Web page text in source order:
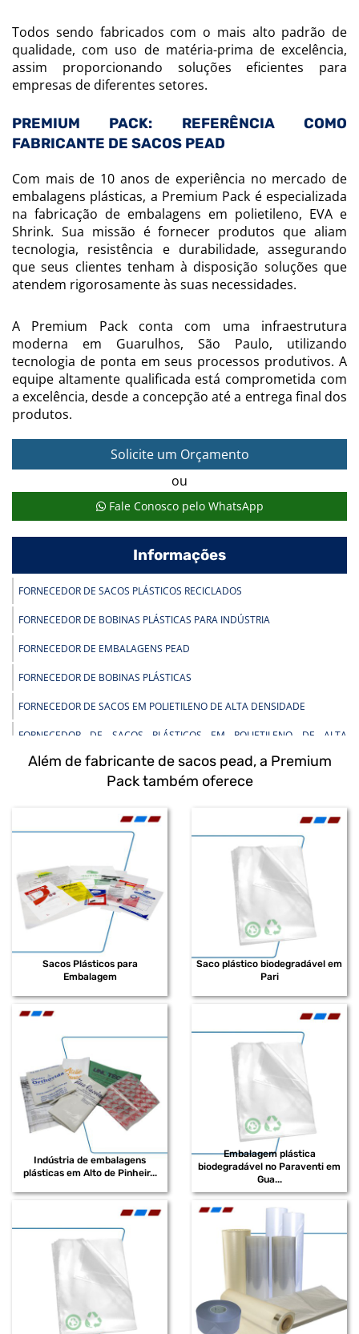
Todos sendo fabricados com o mais alto padrão de
qualidade, com uso de matéria-prima de excelência,
assim proporcionando soluções eficientes para
empresas de diferentes setores.
PREMIUM PACK: REFERÊNCIA COMO
FABRICANTE DE SACOS PEAD
Com mais de 10 anos de experiência no mercado de
embalagens plásticas, a Premium Pack é especializada
na fabricação de embalagens em polietileno, EVA e
Shrink. Sua missão é fornecer produtos que aliam
tecnologia, resistência e durabilidade, assegurando
que seus clientes tenham à disposição soluções que
atendem rigorosamente às suas necessidades.
A Premium Pack conta com uma infraestrutura
moderna em Guarulhos, São Paulo, utilizando
tecnologia de ponta em seus processos produtivos. A
equipe altamente qualificada está comprometida com
a excelência, desde a concepção até a entrega final dos
produtos.
Solicite um Orçamento
ou
Fale Conosco pelo WhatsApp
Informações
FORNECEDOR DE SACOS PLÁSTICOS RECICLADOS
FORNECEDOR DE BOBINAS PLÁSTICAS PARA INDÚSTRIA
FORNECEDOR DE EMBALAGENS PEAD
FORNECEDOR DE BOBINAS PLÁSTICAS
FORNECEDOR DE SACOS EM POLIETILENO DE ALTA DENSIDADE
FORNECEDOR DE SACOS PLÁSTICOS EM POLIETILENO DE ALTA
FORNECEDOR DE SACOS PEAD
FORNECEDOR DE SACOS PLÁSTICOS INFECTANTE
FORNECEDOR DE BOBINAS PLÁSTICAS EM POLIETILENO
FORNECEDOR DE BOBINAS PLÁSTICAS DE BAIXA DENSIDADE
FORNECEDOR DE BOBINAS PLÁSTICAS EM POLIETILENO DE BAIXA
DENSIDADE
FORNECEDOR DE BOBINAS PLÁSTICAS IMPRESSAS
FORNECEDOR DE BOBINAS PLÁSTICAS RECICLADAS
FORNECEDOR DE EMBALAGENS EM POLIETILENO
FORNECEDOR DE SACOS PLÁSTICOS EM EVA
DISTRIBUIDOR DE SACOS PLÁSTICOS RECICLADOS
DISTRIBUIDOR DE BOBINAS PLÁSTICAS PARA INDÚSTRIA
DISTRIBUIDOR DE EMBALAGENS PEAD
DISTRIBUIDOR DE BOBINAS PLÁSTICAS
DISTRIBUIDOR DE SACOS EM POLIETILENO DE ALTA DENSIDADE
DISTRIBUIDOR DE SACOS PLÁSTICOS EM POLIETILENO DE ALTA
DENSIDADE
DISTRIBUIDOR DE SACOS PEAD
DISTRIBUIDOR DE SACOS PLÁSTICOS INFECTANTE
DISTRIBUIDOR DE BOBINAS PLÁSTICAS EM POLIETILENO
Além de fabricante de sacos pead, a Premium
Pack também oferece
Sacos Plásticos para
Embalagem
Saco plástico biodegradável em
Pari
Indústria de embalagens
plásticas em Alto de Pinheir...
Embalagem plástica
biodegradável no Paraventi em
Gua...